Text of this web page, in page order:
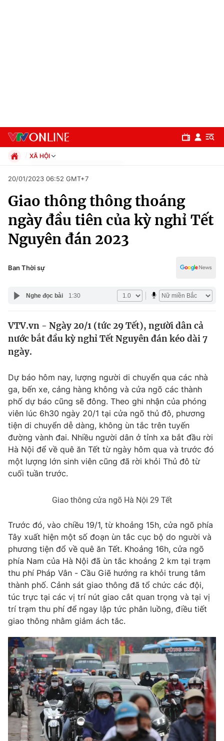
Chuyên mục
Chính trị
Thế giới
Thế giới đó đây
Câu chuyện quốc tế
Kinh tế
Tài chính
Thị trường
Góc doanh nghiệp
Dữ liệu và đời sống
Truyền hình
Phim VTV
Hậu trường
Giải sao mai
Giải trí
Điện ảnh
Sao
Làm đẹp
Chất lượng cuộc sống
Tuyển sinh
Học trực tuyến
Công nghệ
Hitech Công nghệ tương lai
Sản phẩm
Thị trường
Tư vấn
Giao lưu trực tuyến
Lịch phát sóng
Chuyên mục khác
Emagazine Podcast
Photo Infographic
Video Shorts video
XÃ HỘI
Xã hội
Pháp luật
Thể thao
Truyền hình
Văn hóa - Giải trí
Đời sống
Giáo dục
20/01/2023 06:52 GMT+7
Giao thông thông thoáng
ngày đầu tiên của kỳ nghỉ Tết
Nguyên đán 2023
Ban Thời sự
Nghe đọc bài 1:30
VTV.vn - Ngày 20/1 (tức 29 Tết), người dân cả
nước bắt đầu kỳ nghỉ Tết Nguyên đán kéo dài 7
ngày.
Dự báo hôm nay, lượng người di chuyển qua các nhà
ga, bến xe, cảng hàng không và cửa ngõ các thành
phố dự báo cũng sẽ đông. Theo ghi nhận của phóng
viên lúc 6h30 ngày 20/1 tại cửa ngõ thủ đô, phương
tiện di chuyển dễ dàng, không ùn tắc trên tuyến
đường vành đai. Nhiều người dân ở tỉnh xa bắt đầu rời
Hà Nội để về quê ăn Tết từ ngày hôm qua và trước đó
một lượng lớn sinh viên cũng đã rời khỏi Thủ đô từ
cuối tuần trước.
Giao thông cửa ngõ Hà Nội 29 Tết
Trước đó, vào chiều 19/1, từ khoảng 15h, cửa ngõ phía
Tây xuất hiện một số đoạn ùn tắc cục bộ do người và
phương tiện đổ về quê ăn Tết. Khoảng 16h, cửa ngõ
phía Nam của Hà Nội đã ùn tắc khoảng 2 km tại trạm
thu phí Pháp Vân - Cầu Giẽ hướng ra khỏi trung tâm
thành phố. Cảnh sát giao thông đã tổ chức các đội,
túc trực tại các vị trí nút giao cắt quan trọng và tại vị
trí trạm thu phí để ngay lập tức phân luồng, điều tiết
giao thông nhằm giảm ách tắc.